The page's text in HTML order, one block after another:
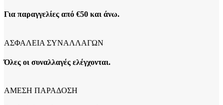
Για παραγγελίες από €50 και άνω.
ΑΣΦΑΛΕΙΑ ΣΥΝΑΛΛΑΓΩΝ
Όλες οι συναλλαγές ελέγχονται.
ΑΜΕΣΗ ΠΑΡΑΔΟΣΗ